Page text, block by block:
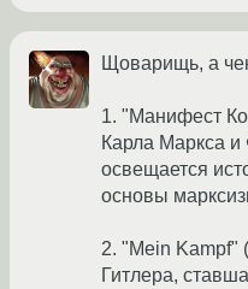
Щоварищь, а
1. "Манифест
Карла Маркса и
освещается
основы
2. "Mein
Гитлера,